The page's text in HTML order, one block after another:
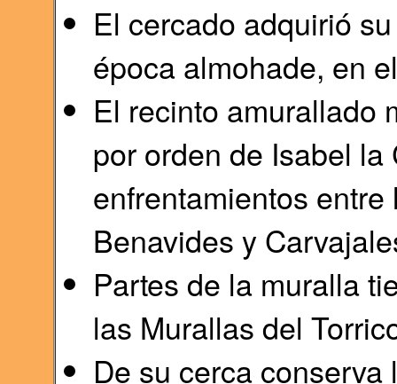
El cercado adquirió
época almohade, en
El recinto amurallado
por orden de Isabel
enfrentamientos
Benavides y
Partes de la muralla
las Murallas del
De su cerca